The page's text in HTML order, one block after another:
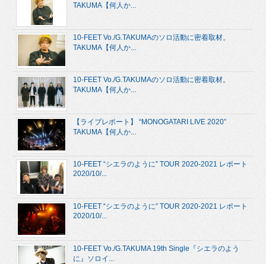
TAKUMA【何人か...
10-FEET Vo./G.TAKUMAのソロ活動に密着取材。
TAKUMA【何人か...
10-FEET Vo./G.TAKUMAのソロ活動に密着取材。
TAKUMA【何人か...
【ライブレポート】 “MONOGATARI LIVE 2020”
TAKUMA【何人か...
10-FEET “シエラのように” TOUR 2020-2021 レポート
2020/10/...
10-FEET “シエラのように” TOUR 2020-2021 レポート
2020/10/...
10-FEET Vo./G.TAKUMA 19th Single『シエラのよう
に』ソロイ...